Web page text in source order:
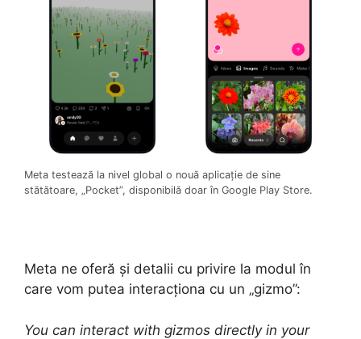
Meta testează la nivel global o nouă aplicație de sine
stătătoare, „Pocket”, disponibilă doar în Google Play Store.
Meta ne oferă și detalii cu privire la modul în
care vom putea interacționa cu un „gizmo”:
You can interact with gizmos directly in your